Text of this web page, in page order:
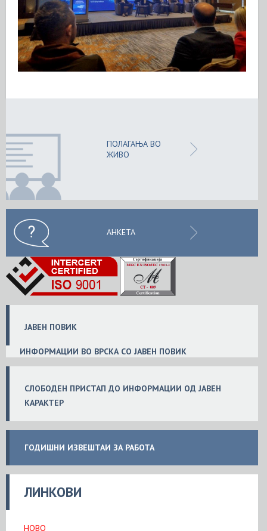
ПОЛАГАЊА ВО
ЖИВО
АНКЕТА
ЈАВЕН ПОВИК
ИНФОРМАЦИИ ВО ВРСКА СО ЈАВЕН ПОВИК
СЛОБОДЕН ПРИСТАП ДО ИНФОРМАЦИИ ОД ЈАВЕН
КАРАКТЕР
ГОДИШНИ ИЗВЕШТАИ ЗА РАБОТА
ЛИНКОВИ
НОВО